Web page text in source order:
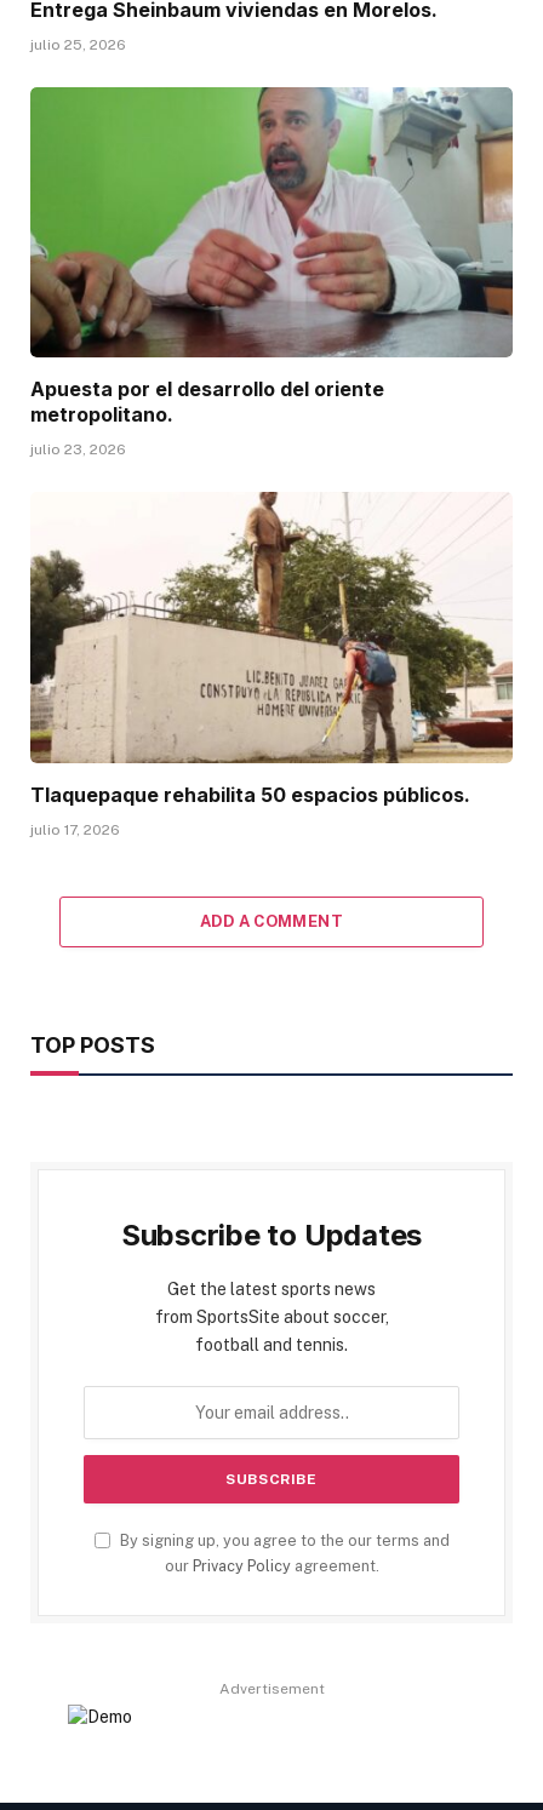
Entrega Sheinbaum viviendas en Morelos.
julio 25, 2026
Apuesta por el desarrollo del oriente
metropolitano.
julio 23, 2026
Tlaquepaque rehabilita 50 espacios públicos.
julio 17, 2026
ADD A COMMENT
TOP POSTS
Subscribe to Updates
Get the latest sports news
from SportsSite about soccer,
football and tennis.
By signing up, you agree to the our terms and
our Privacy Policyagreement.
Advertisement